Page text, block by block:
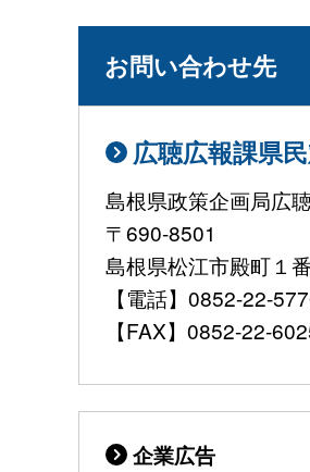
お問い合わせ先
広聴広報課県
島根県政策企画局広
〒690-8501
島根県松江市殿
【電話】0852-22-
【FAX】0852-22-
企業広告